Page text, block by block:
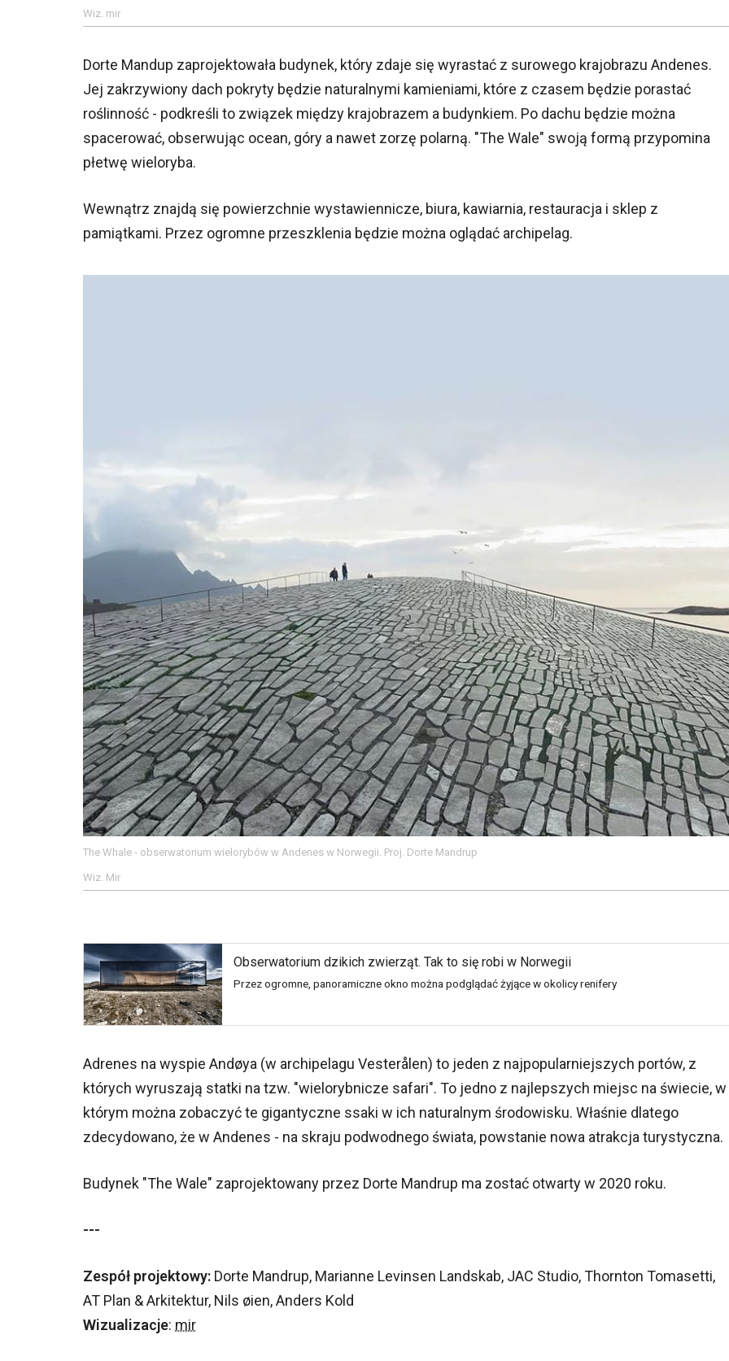
Wiz. mir
Dorte Mandup zaprojektowała budynek, który zdaje się wyrastać z surowego krajobrazu Andenes.
Jej zakrzywiony dach pokryty będzie naturalnymi kamieniami, które z czasem będzie porastać
roślinność - podkreśli to związek między krajobrazem a budynkiem. Po dachu będzie można
spacerować, obserwując ocean, góry a nawet zorzę polarną. "The Wale" swoją formą przypomina
płetwę wieloryba.
Wewnątrz znajdą się powierzchnie wystawiennicze, biura, kawiarnia, restauracja i sklep z
pamiątkami. Przez ogromne przeszklenia będzie można oglądać archipelag.
The Whale - obserwatorium wielorybów w Andenes w Norwegii. Proj. Dorte Mandrup
Wiz. Mir
Obserwatorium dzikich zwierząt. Tak to się robi w Norwegii
Przez ogromne, panoramiczne okno można podglądać żyjące w okolicy renifery
Adrenes na wyspie Andøya (w archipelagu Vesterålen) to jeden z najpopularniejszych portów, z
których wyruszają statki na tzw. "wielorybnicze safari". To jedno z najlepszych miejsc na świecie, w
którym można zobaczyć te gigantyczne ssaki w ich naturalnym środowisku. Właśnie dlatego
zdecydowano, że w Andenes - na skraju podwodnego świata, powstanie nowa atrakcja turystyczna.
Budynek "The Wale" zaprojektowany przez Dorte Mandrup ma zostać otwarty w 2020 roku.
---
Zespół projektowy: Dorte Mandrup, Marianne Levinsen Landskab, JAC Studio, Thornton Tomasetti,
AT Plan & Arkitektur, Nils øien, Anders Kold
Wizualizacje: mir